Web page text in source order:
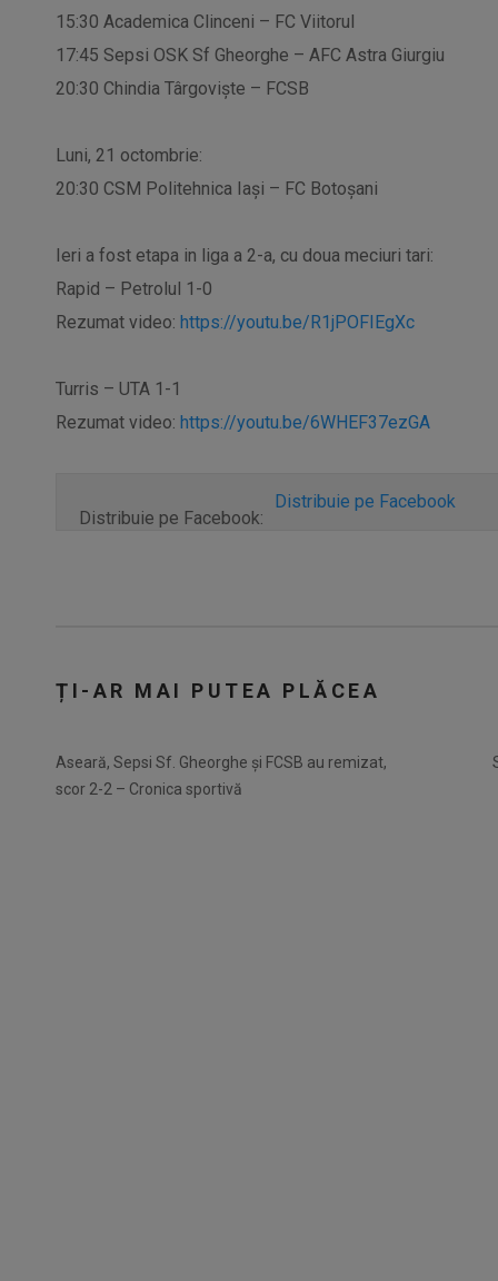
15:30 Academica Clinceni – FC Viitorul
17:45 Sepsi OSK Sf Gheorghe – AFC Astra Giurgiu
20:30 Chindia Târgoviște – FCSB
Luni, 21 octombrie:
20:30 CSM Politehnica Iaşi – FC Botoşani
Ieri a fost etapa in liga a 2-a, cu doua meciuri tari:
Rapid – Petrolul 1-0
Rezumat video: https://youtu.be/R1jPOFIEgXc
Turris – UTA 1-1
Rezumat video: https://youtu.be/6WHEF37ezGA
Distribuie pe Facebook:
Distribuie pe Facebook
ȚI-AR MAI PUTEA PLĂCEA
Aseară, Sepsi Sf. Gheorghe și FCSB au remizat,
scor 2-2 – Cronica sportivă